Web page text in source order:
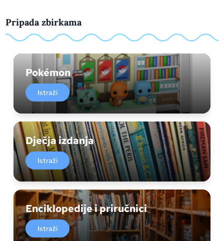
Pripada zbirkama
Pokémon
Istraži
Dječja izdanja
Istraži
Enciklopedije i priručnici
Istraži